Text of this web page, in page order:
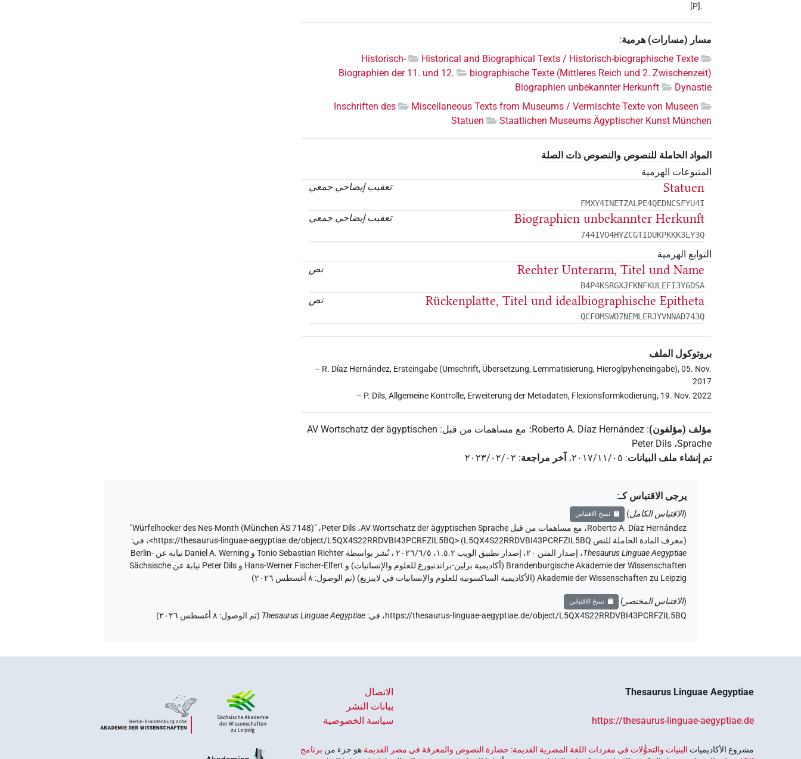
[P].
مسار (مسارات) هرمية:
Historical and Biographical Texts / Historisch-biographische Texte
Historisch-
biographische Texte (Mittleres Reich und 2. Zwischenzeit)
Biographien der 11. und 12.
Dynastie
Biographien unbekannter Herkunft
Miscellaneous Texts from Museums / Vermischte Texte von Museen
Inschriften des
Staatlichen Museums Ägyptischer Kunst München
Statuen
المواد الحاملة للنصوص والنصوص ذات الصلة
المتبوعات الهرمية
تعقيب إيضاحي جمعي
Statuen
FMXY4INETZALPE4QEDNCSFYU4I
تعقيب إيضاحي جمعي Biographien unbekannter Herkunft
744IVO4HYZCGTIDUKPKKK3LY3Q
التوابع الهرمية
نص
Rechter Unterarm, Titel und Name
B4P4KSRGXJFKNFKULEFI3Y6DSA
نص Rückenplatte, Titel und idealbiographische Epitheta
QCFOMSWO7NEMLERJYVNNAD743Q
بروتوكول الملف
– R. Díaz Hernández, Ersteingabe (Umschrift, Übersetzung, Lemmatisierung, Hieroglpyheneingabe), 05. Nov.
2017
– P. Dils, Allgemeine Kontrolle, Erweiterung der Metadaten, Flexionsformkodierung, 19. Nov. 2022
مؤلف (مؤلفون):
Roberto A. Díaz Hernández؛ مع مساهمات من قبل:
AV Wortschatz der ägyptischen
Sprache،Peter Dils
تم إنشاء ملف البيانات: ٢٠١٧/١١/٠٥، آخر مراجعة: ٢٠٢٣/٠٢/٠٢
يرجى الاقتباس كـ:
(الاقتباس الكامل) نسخ الاقتباس
Roberto A. Díaz Hernández، مع مساهمات من قبل AV Wortschatz der ägyptischen Sprache،Peter Dils،
"Würfelhocker des Nes-Month (München ÄS 7148)"
(معرف المادة الحاملة للنص L5QX4S22RRDVBI43PCRFZIL5BQ )
<https://thesaurus-linguae-aegyptiae.de/object/L5QX4S22RRDVBI43PCRFZIL5BQ>، في:
Thesaurus Linguae Aegyptiae،
إصدار المتن ٢٠، إصدار تطبيق الويب ۱.٥.٢، ٢٠٢٦/٦/٥ ، نُشر بواسطة Tonio Sebastian Richter و Daniel A. Werning نيابة عن Berlin-
Brandenburgische Akademie der Wissenschaften (أكاديمية برلين-براندنبورغ للعلوم والإنسانيات) و Hans-Werner Fischer-Elfert و Peter Dils نيابة عن Sächsische
Akademie der Wissenschaften zu Leipzig (الأكاديمية الساكسونية للعلوم والإنسانيات في لايبزيغ) (تم الوصول:
٨ أغسطس ٢٠٢٦ )
(الاقتباس المختصر) نسخ الاقتباس
https://thesaurus-linguae-aegyptiae.de/object/L5QX4S22RRDVBI43PCRFZIL5BQ، في:
Thesaurus Linguae Aegyptiae
(تم الوصول: ٨ أغسطس ٢٠٢٦ )
Thesaurus Linguae Aegyptiae
https://thesaurus-linguae-aegyptiae.de
الاتصال
بيانات النشر
سياسة الخصوصية
مشروع الأكاديميات ‏ البنيات والتحوُّلات في مفردات اللغة المصرية القديمة: حضارة النصوص والمعرفة في مصر القديمة هو جزء من برنامج